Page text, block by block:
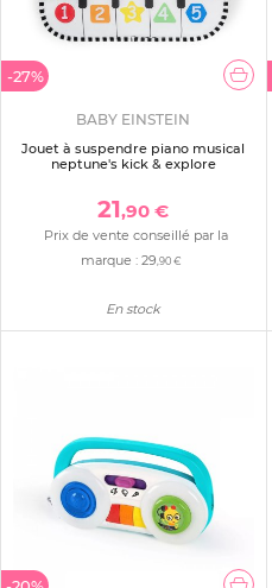
-27%
BABY EINSTEIN
Jouet à suspendre piano musical
neptune's kick & explore
21,90 €
Prix de vente conseillé par la
marque : 29 ,90 €
En stock